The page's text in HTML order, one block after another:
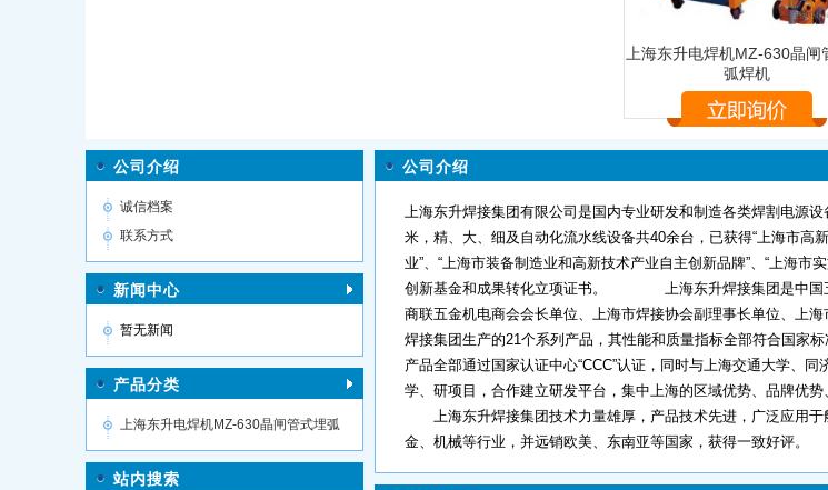
上海东升电焊机MZ-630晶闸
弧焊机
公司介绍
诚信档案
联系方式
新闻中心
暂无新闻
产品分类
上海东升电焊机MZ-630晶闸管式埋弧
焊机
站内搜索
公司介绍
上海东升焊接集团有限公司是国内专业研发和制造各类焊割电源
米，精、大、细及自动化流水线设备共40余台，已获得“上海市高
业”、“上海市装备制造业和高新技术产业自主创新品牌”、“上海
创新基金和成果转化立项证书。 上海东升焊接集团是中国五
商联五金机电商会会长单位、上海市焊接协会副理事长单位
焊接集团生产的21个系列产品，其性能和质量指标全部符合国家
产品全部通过国家认证中心“CCC”认证，同时与上海交通大学、
学、研项目，合作建立研发平台，集中上海的区域优势、品牌
上海东升焊接集团技术力量雄厚，产品技术先进，广泛应用于
金、机械等行业，并远销欧美、东南亚等国家，获得一致好评。